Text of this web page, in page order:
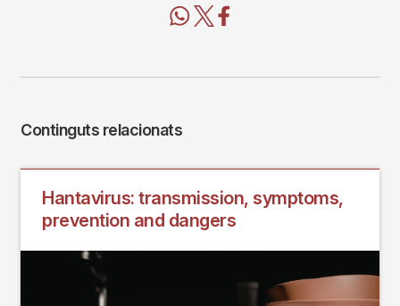
Continguts relacionats
Hantavirus: transmission, symptoms,
prevention and dangers